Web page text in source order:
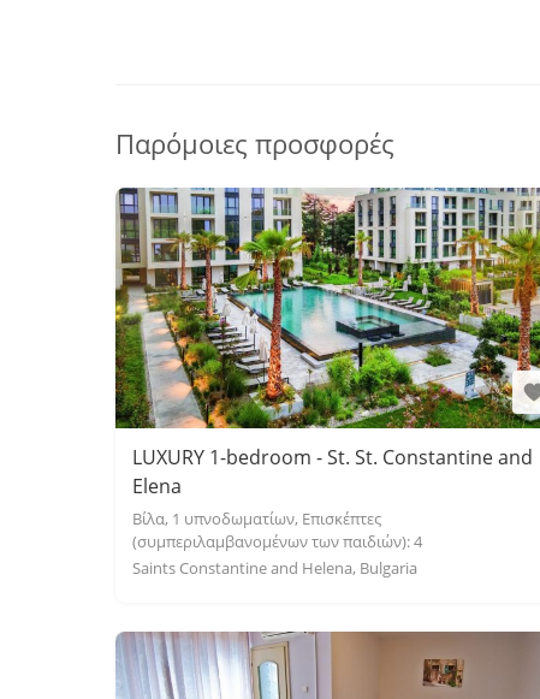
Παρόμοιες προσφορές
LUXURY 1-bedroom - St. St. Constantine and
Elena
Βίλα, 1 υπνοδωματίων, Επισκέπτες
(συμπεριλαμβανομένων των παιδιών): 4
Saints Constantine and Helena, Bulgaria